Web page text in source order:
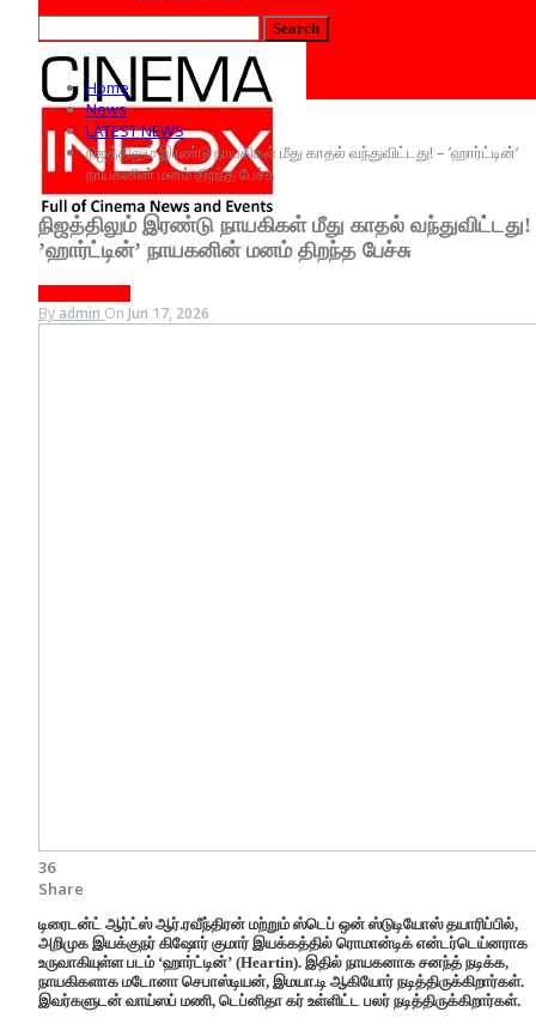
Categories
Tags
Home
News
LATEST NEWS
நிஜத்திலும் இரண்டு நாயகிகள் மீது காதல் வந்துவிட்டது! – ’ஹார்ட்டின்’
நாயகனின் மனம் திறந்த பேச்சு
நிஜத்திலும் இரண்டு நாயகிகள் மீது காதல் வந்துவிட்டது!
’ஹார்ட்டின்’ நாயகனின் மனம் திறந்த பேச்சு
By admin On Jun 17, 2026
36
Share
டிரைடன்ட் ஆர்ட்ஸ் ஆர்.ரவீந்திரன் மற்றும் ஸ்டெப் ஒன் ஸ்டுடியோஸ் தயாரிப்பில்,
அறிமுக இயக்குநர் கிஷோர் குமார் இயக்கத்தில் ரொமான்டிக் என்டர்டெய்னராக
உருவாகியுள்ள படம் ‘ஹார்ட்டின்’ (Heartin). இதில் நாயகனாக சனந்த் நடிக்க,
நாயகிகளாக மடோனா செபாஸ்டியன், இமயா.டி ஆகியோர் நடித்திருக்கிறார்கள்.
இவர்களுடன் வாய்ஸப் மணி, டெப்னிதா கர் உள்ளிட்ட பலர் நடித்திருக்கிறார்கள்.